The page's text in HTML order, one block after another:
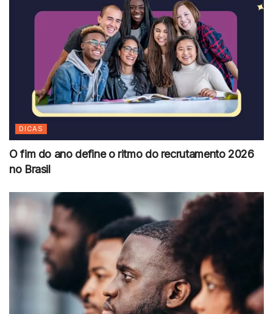
DICAS
O fim do ano define o ritmo do recrutamento 2026
no Brasil